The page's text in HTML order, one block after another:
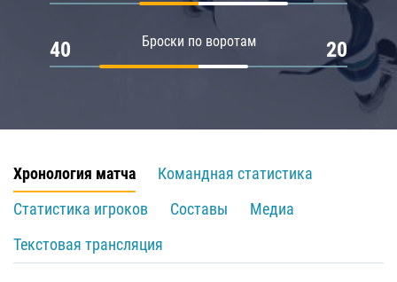
Броски по воротам
40 20
Хронология матча
Командная статистика
Статистика игроков
Составы
Медиа
Текстовая трансляция